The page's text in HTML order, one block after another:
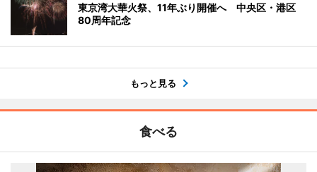
東京湾大華火祭、11年ぶり開催へ 中央区・港区
80周年記念
もっと見る
食べる